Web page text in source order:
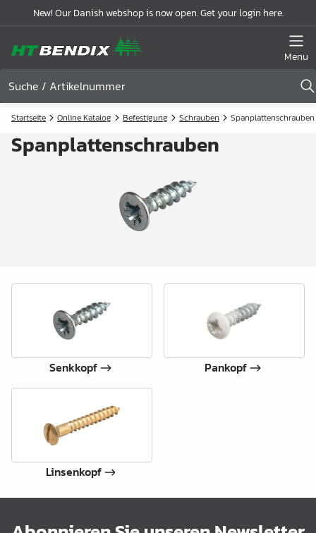
New! Our Danish webshop is now open. Get your login here.
Menu
Startseite Online Katalog Befestigung Schrauben Spanplattenschrauben
Spanplattenschrauben
Senkkopf Pankopf
Linsenkopf